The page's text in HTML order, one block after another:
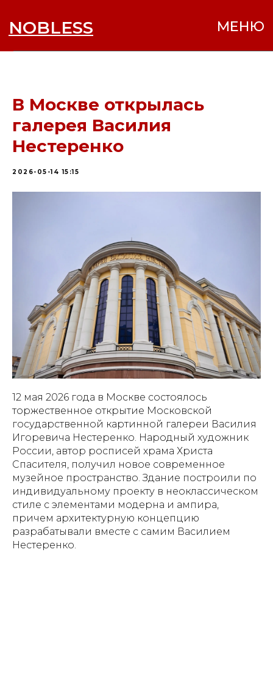
NOBLESS
В Москве открылась
галерея Василия
Нестеренко
2026-05-14 15:15
12 мая 2026 года в Москве состоялось
торжественное открытие Московской
государственной картинной галереи Василия
Игоревича Нестеренко. Народный художник
России, автор росписей храма Христа
Спасителя, получил новое современное
музейное пространство. Здание построили по
индивидуальному проекту в неоклассическом
стиле с элементами модерна и ампира,
причем архитектурную концепцию
разрабатывали вместе с самим Василием
Нестеренко.